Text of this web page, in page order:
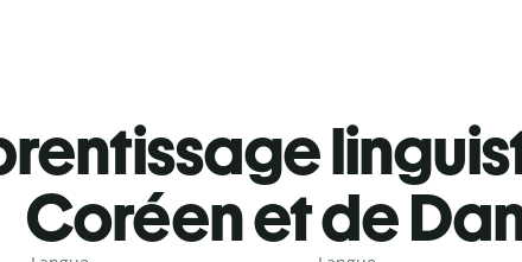
Coréen et de